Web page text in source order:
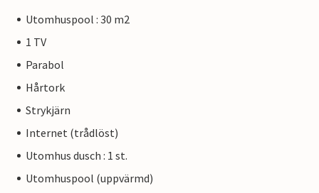
Utomhuspool : 30 m2
1 TV
Parabol
Hårtork
Strykjärn
Internet (trådlöst)
Utomhus dusch : 1 st.
Utomhuspool (uppvärmd)